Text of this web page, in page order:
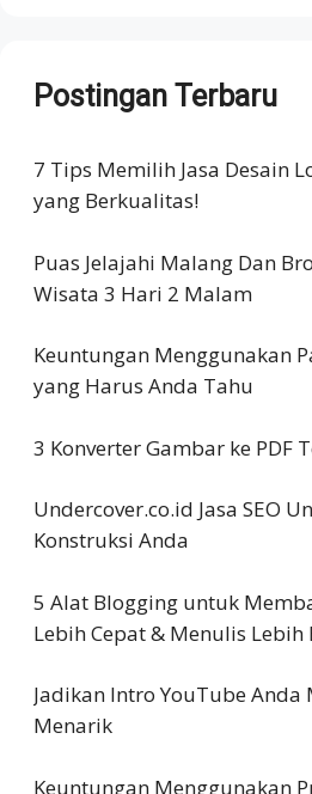
Postingan Terbaru
7 Tips Memilih Jasa Desain
yang Berkualitas!
Puas Jelajahi Malang Dan
Wisata 3 Hari 2 Malam
Keuntungan Menggunakan
yang Harus Anda Tahu
3 Konverter Gambar ke PDF
Undercover.co.id Jasa SEO
Konstruksi Anda
5 Alat Blogging untuk
Lebih Cepat & Menulis Lebih
Jadikan Intro YouTube
Menarik
Keuntungan Menggunakan